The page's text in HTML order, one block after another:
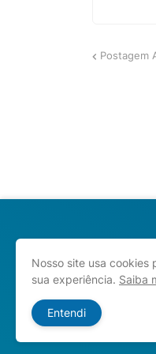
Postagem
Nosso site usa cookies
sua experiência. Saiba
Entendi